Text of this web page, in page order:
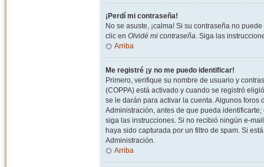
¡Perdí mi contraseña!
No se asuste, ¡calma! Si su contraseña no
clic en Olvidé mi contraseña. Siga las
Arriba
Me registré ¡y no me puedo identificar!
Primero, verifique su nombre de usuario y
(COPPA) está activado y cuando se registró
se le darán para activar la cuenta. Algunos
Administración, antes de que pueda
siga las instrucciones. Si no recibió ningún e-
haya sido capturada por un filtro de spam. Si
Administración.
Arriba